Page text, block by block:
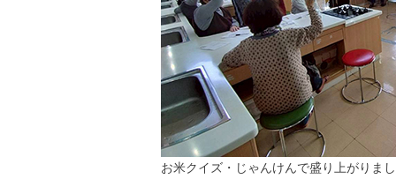
お米クイズ・じゃんけんで盛り上がりま